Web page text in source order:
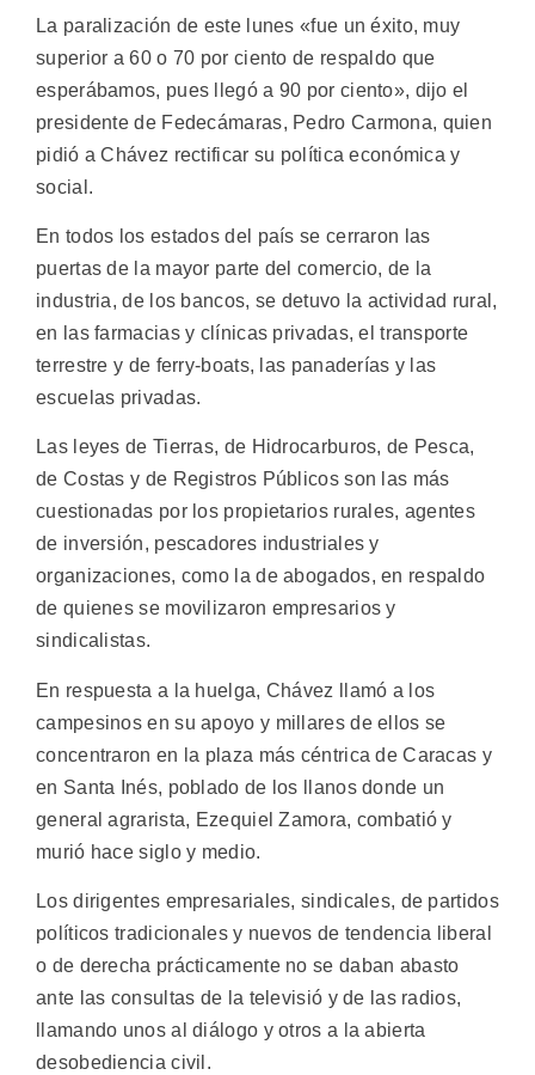
La paralización de este lunes «fue un éxito, muy
superior a 60 o 70 por ciento de respaldo que
esperábamos, pues llegó a 90 por ciento», dijo el
presidente de Fedecámaras, Pedro Carmona, quien
pidió a Chávez rectificar su política económica y
social.
En todos los estados del país se cerraron las
puertas de la mayor parte del comercio, de la
industria, de los bancos, se detuvo la actividad rural,
en las farmacias y clínicas privadas, el transporte
terrestre y de ferry-boats, las panaderías y las
escuelas privadas.
Las leyes de Tierras, de Hidrocarburos, de Pesca,
de Costas y de Registros Públicos son las más
cuestionadas por los propietarios rurales, agentes
de inversión, pescadores industriales y
organizaciones, como la de abogados, en respaldo
de quienes se movilizaron empresarios y
sindicalistas.
En respuesta a la huelga, Chávez llamó a los
campesinos en su apoyo y millares de ellos se
concentraron en la plaza más céntrica de Caracas y
en Santa Inés, poblado de los llanos donde un
general agrarista, Ezequiel Zamora, combatió y
murió hace siglo y medio.
Los dirigentes empresariales, sindicales, de partidos
políticos tradicionales y nuevos de tendencia liberal
o de derecha prácticamente no se daban abasto
ante las consultas de la televisió y de las radios,
llamando unos al diálogo y otros a la abierta
desobediencia civil.